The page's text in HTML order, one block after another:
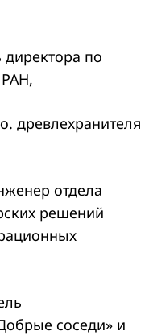
директора по
древлехранителя
отдела
решений
соседи» и